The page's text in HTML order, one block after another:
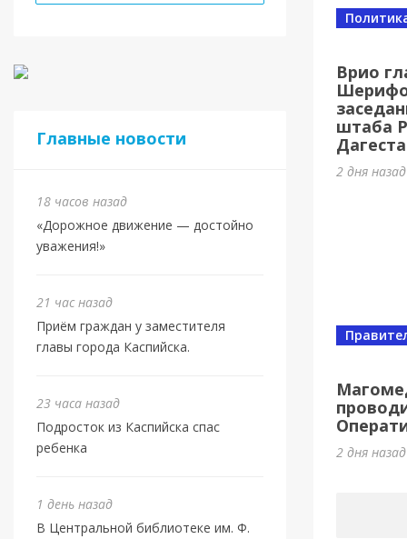
Главные новости
18 часов назад
«Дорожное движение — достойно
уважения!»
21 час назад
Приём граждан у заместителя
главы города Каспийска.
23 часа назад
Подросток из Каспийска спас
ребенка
1 день назад
В Центральной библиотеке им. Ф.
Власть
МБУ
3 дня
Врио
штаба
2 дня
2 дня